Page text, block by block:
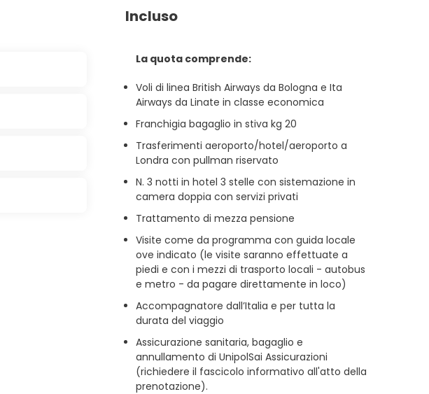
Incluso
La quota comprende:
Voli di linea British Airways da Bologna e Ita
Airways da Linate in classe economica
Franchigia bagaglio in stiva kg 20
Trasferimenti aeroporto/hotel/aeroporto a
Londra con pullman riservato
N. 3 notti in hotel 3 stelle con sistemazione in
camera doppia con servizi privati
Trattamento di mezza pensione
Visite come da programma con guida locale
ove indicato (le visite saranno effettuate a
piedi e con i mezzi di trasporto locali - autobus
e metro - da pagare direttamente in loco)
Accompagnatore dall’Italia e per tutta la
durata del viaggio
Assicurazione sanitaria, bagaglio e
annullamento di UnipolSai Assicurazioni
(richiedere il fascicolo informativo all'atto della
prenotazione).